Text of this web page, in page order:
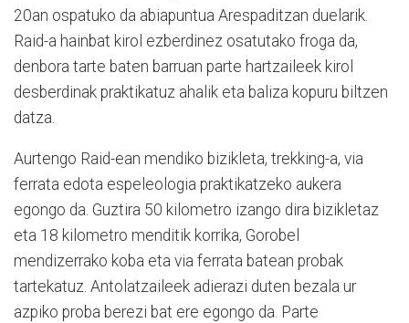
20an ospatuko da abiapuntua Arespaditzan duelarik.
Raid-a hainbat kirol ezberdinez osatutako froga da,
denbora tarte baten barruan parte hartzaileek kirol
desberdinak praktikatuz ahalik eta baliza kopuru biltzen
datza.
Aurtengo Raid-ean mendiko bizikleta, trekking-a, via
ferrata edota espeleologia praktikatzeko aukera
egongo da. Guztira 50 kilometro izango dira bizikletaz
eta 18 kilometro menditik korrika, Gorobel
mendizerrako koba eta via ferrata batean probak
tartekatuz. Antolatzaileek adierazi duten bezala ur
azpiko proba berezi bat ere egongo da. Parte